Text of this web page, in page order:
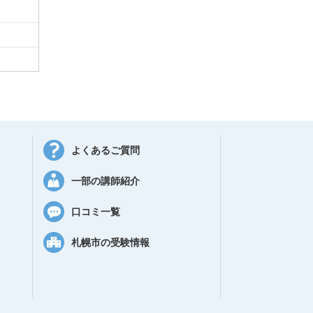
よくあるご質問
一部の講師紹介
口コミ一覧
札幌市の受験情報